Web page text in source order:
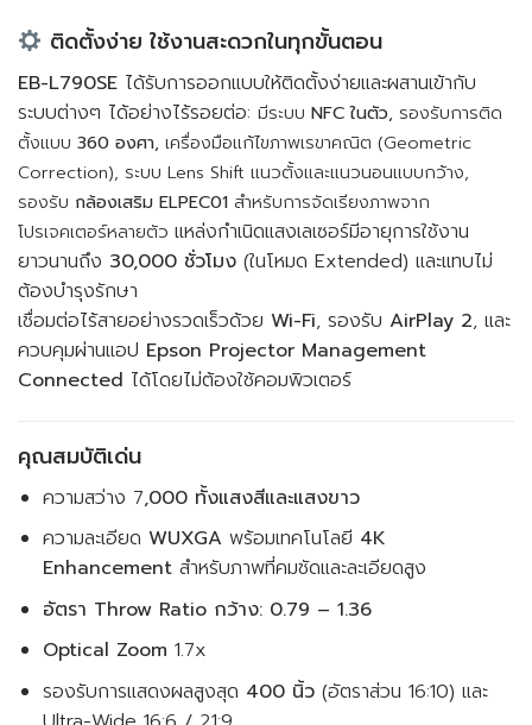
ติดตั้งง่าย ใช้งานสะดวกในทุกขั้นตอน
EB-L790SE ได้รับการออกแบบให้ติดตั้งง่ายและผสานเข้ากับ
ระบบต่างๆ ได้อย่างไร้รอยต่อ: มีระบบ NFC ในตัว, รองรับการติด
ตั้งแบบ 360 องศา, เครื่องมือแก้ไขภาพเรขาคณิต (Geometric
Correction), ระบบ Lens Shift แนวตั้งและแนวนอนแบบกว้าง,
รองรับ กล้องเสริม ELPEC01 สำหรับการจัดเรียงภาพจาก
โปรเจคเตอร์หลายตัว แหล่งกำเนิดแสงเลเซอร์มีอายุการใช้งาน
ยาวนานถึง 30,000 ชั่วโมง (ในโหมด Extended) และแทบไม่
ต้องบำรุงรักษา
เชื่อมต่อไร้สายอย่างรวดเร็วด้วย Wi-Fi, รองรับ AirPlay 2, และ
ควบคุมผ่านแอป Epson Projector Management
Connected ได้โดยไม่ต้องใช้คอมพิวเตอร์
คุณสมบัติเด่น
ความสว่าง 7,000 ทั้งแสงสีและแสงขาว
ความละเอียด WUXGA พร้อมเทคโนโลยี 4K
Enhancementสำหรับภาพที่คมชัดและละเอียดสูง
อัตรา Throw Ratio กว้าง: 0.79 – 1.36
Optical Zoom 1.7x
รองรับการแสดงผลสูงสุด 400 นิ้ว(อัตราส่วน 16:10) และ